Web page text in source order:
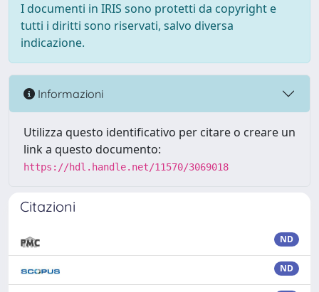
I documenti in IRIS sono protetti da copyright e
tutti i diritti sono riservati, salvo diversa
indicazione.
Informazioni
Utilizza questo identificativo per citare o creare un
link a questo documento:
https://hdl.handle.net/11570/3069018
Citazioni
ND
ND